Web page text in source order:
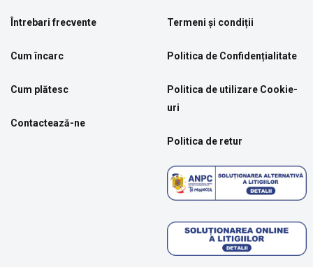
Întrebari frecvente
Cum încarc
Cum plătesc
Contactează-ne
Termeni și condiții
Politica de Confidențialitate
Politica de utilizare Cookie-
uri
Politica de retur